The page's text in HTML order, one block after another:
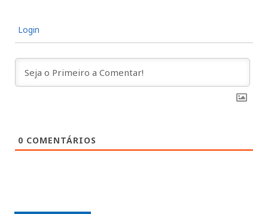
Login
0 COMENTÁRIOS